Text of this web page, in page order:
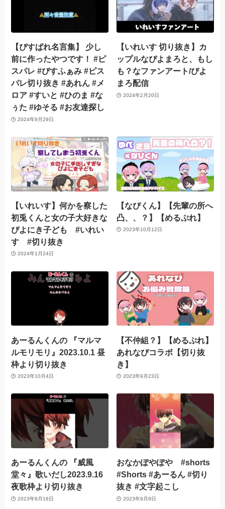
【ぴすぱれ名言集】 少し
前に作ったやつです！ #ピ
スパレ #ぴすふぁみ #ピス
パレ切り抜き #あれん #メ
ロア #すいと #ひのま #な
ぅた #ゆそる #お友達探し
2024年9月29日
【いれいす 切り抜き】カ
ップルなぴよまろと、もし
も？なファンアート/ぴよ
まろ配信
2024年2月20日
【いれいす】何かを察した
初兎くんと女の子大好きな
ぴよにき子ども #いれい
す #切り抜き
2024年1月24日
【なぴくん】【先輩の所へ
凸、、？】【めるぷれ】
2023年10月12日
あーるんくんの 『マルマ
ルモリモリ』2023.10.1 昼
枠より切り抜き
2023年10月4日
【不仲組？】【めるぷれ】
あれなぴコラボ【切り抜
き】
2023年9月23日
あーるんくんの 『威風
堂々』歌いだし2023.9.16
夜歌枠より切り抜き
2023年9月18日
おなかぽやぽや #shorts
#Shorts #あーるん #切り
抜き #文字起こし
2023年9月9日